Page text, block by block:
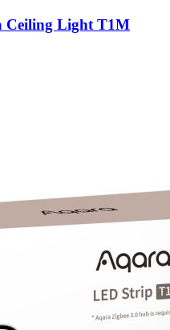
Ceiling Light T1M